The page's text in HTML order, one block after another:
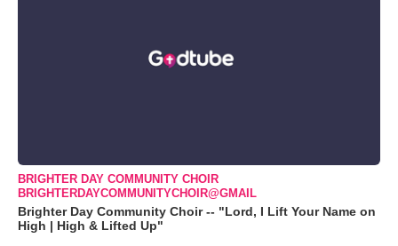
BRIGHTER DAY COMMUNITY CHOIR
BRIGHTERDAYCOMMUNITYCHOIR@GMAIL
Brighter Day Community Choir -- "Lord, I Lift Your Name on
High | High & Lifted Up"